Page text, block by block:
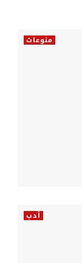
منوعات
أدب